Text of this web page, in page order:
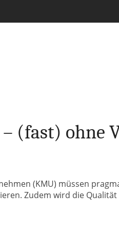
(fast) ohne
(KMU) müssen
Zudem wird die